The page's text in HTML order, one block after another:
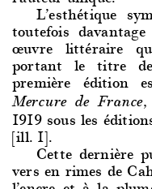
L’esthétique
toutefois
œuvre littéraire
portant le titre
première édition
Mercure de France
1919 sous les
[ill. 1].
Cette dernière
vers en rimes de